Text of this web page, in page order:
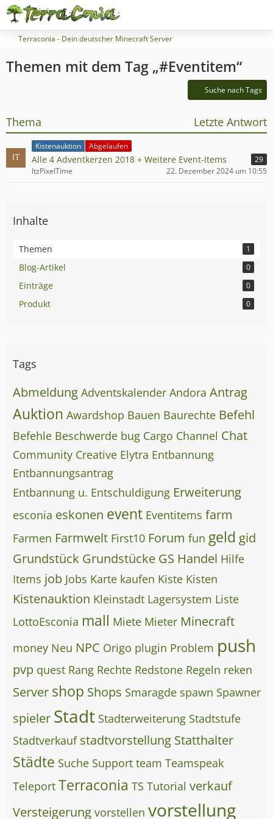
Terraconia - Dein deutscher Minecraft Server
Themen mit dem Tag „#Eventitem“
Suche nach Tags
Thema Letzte Antwort
Kistenauktion Abgelaufen
Alle 4 Adventkerzen 2018 + Weitere Event-Items
29
ItzPixelTime
22. Dezember 2024 um 10:55
Inhalte
Themen 1
Blog-Artikel 0
Einträge 0
Produkt 0
Tags
Abmeldung Adventskalender Andora Antrag
Auktion Awardshop Bauen Baurechte Befehl
Befehle Beschwerde bug Cargo Channel Chat
Community Creative Elytra Entbannung
Entbannungsantrag
Entbannung u. Entschuldigung Erweiterung
esconia eskonen event Eventitems farm
Farmen Farmwelt First10 Forum fun geld gid
Grundstück Grundstücke GS Handel Hilfe
Items job Jobs Karte kaufen Kiste Kisten
Kistenauktion Kleinstadt Lagersystem Liste
LottoEsconia mall Miete Mieter Minecraft
money Neu NPC Origo plugin Problem push
pvp quest Rang Rechte Redstone Regeln reken
Server shop Shops Smaragde spawn Spawner
spieler Stadt Stadterweiterung Stadtstufe
Stadtverkauf stadtvorstellung Statthalter
Städte Suche Support team Teamspeak
Teleport Terraconia TS Tutorial verkauf
Versteigerung vorstellen vorstellung